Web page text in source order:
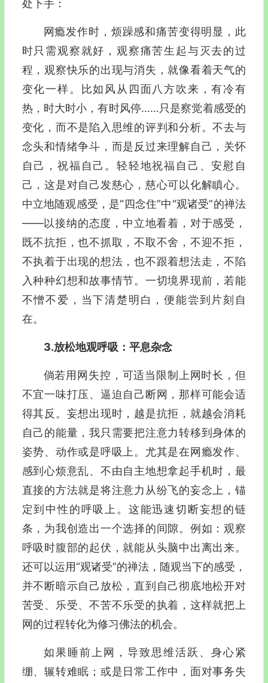
处下手：
网瘾发作时，烦躁感和痛苦变得明显，此
时只需观察就好，观察痛苦生起与灭去的过
程，观察快乐的出现与消失，就像看着天气的
变化一样。比如风从四面八方吹来，有冷有
热，时大时小，有时风停……只是察觉着感受的
变化，而不是陷入思维的评判和分析。不去与
念头和情绪争斗，而是反过来理解自己，关怀
自己，祝福自己。轻轻地祝福自己、安慰自
己，这是对自己发慈心，慈心可以化解瞋心。
中立地随观感受，是“四念住”中“观诸受”的禅法
—―以接纳的态度，中立地看着，对于感受，
既不抗拒，也不抓取，不取不舍，不迎不拒，
不执着于出现的想法，也不跟着想法走，不陷
入种种幻想和故事情节。一切境界现前，若能
不憎不爱，当下清楚明白，便能尝到片刻自
在。
3.放松地观呼吸：平息杂念
倘若用网失控，可适当限制上网时长，但
不宜一味打压、逼迫自己断网，那样可能会适
得其反。妄想出现时，越是抗拒，就越会消耗
自己的能量，我只需要把注意力转移到身体的
姿势、动作或是呼吸上。尤其是在网瘾发作、
感到心烦意乱、不由自主地想拿起手机时，最
直接的方法就是将注意力从纷飞的妄念上，锚
定到中性的呼吸上。这能迅速切断妄想的链
条，为我创造出一个选择的间隙。例如：观察
呼吸时腹部的起伏，就能从头脑中出离出来。
还可以运用“观诸受”的禅法，随观当下的感受，
并不断暗示自己放松，直到自己彻底地松开对
苦受、乐受、不苦不乐受的执着，这样就把上
网的过程转化为修习佛法的机会。
如果睡前上网，导致思维活跃、身心紧
绷、辗转难眠；或是日常工作中，面对事务失